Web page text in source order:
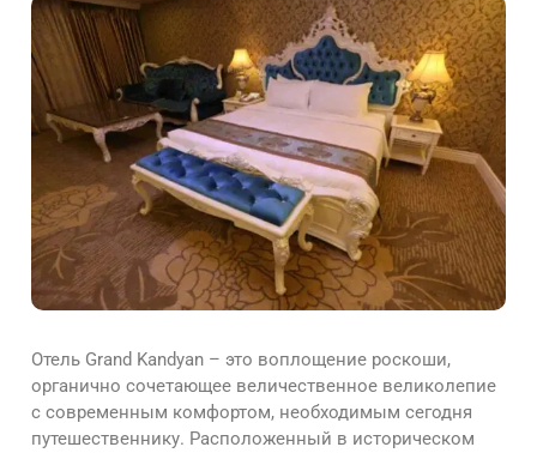
Отель Grand Kandyan – это воплощение роскоши,
органично сочетающее величественное великолепие
с современным комфортом, необходимым сегодня
путешественнику. Расположенный в историческом